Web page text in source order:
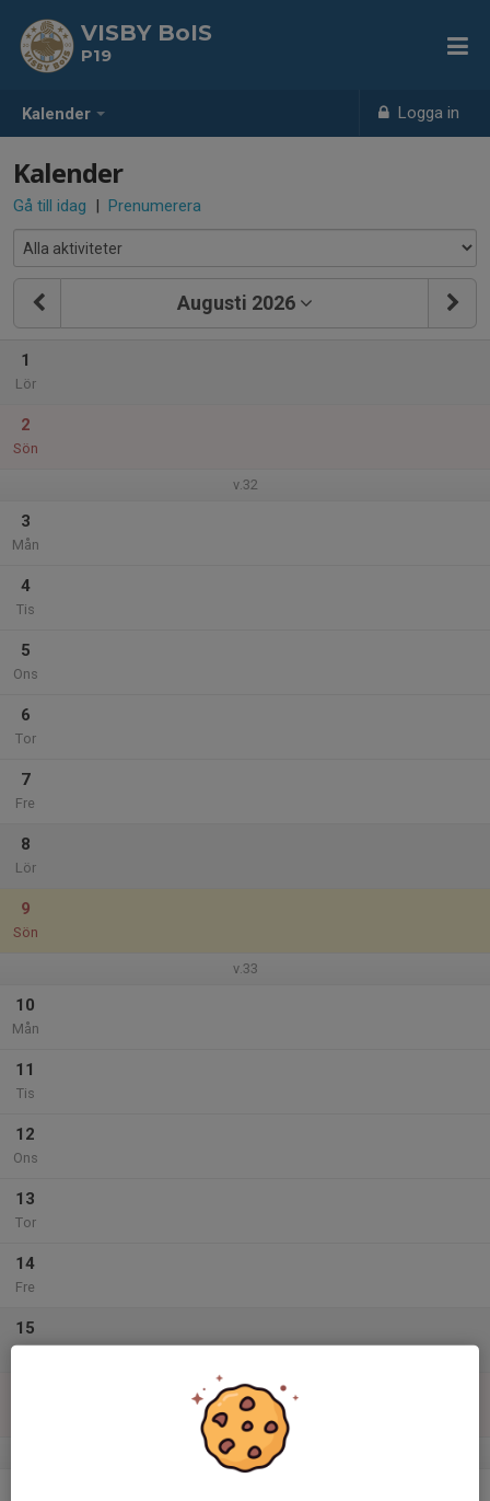
Kalender Logga in
VISBY BoIS
P19
Kalender
Gå till idag | Prenumerera
Augusti 2026
1
Lör
2
Sön
v.32
3
Mån
4
Tis
5
Ons
6
Tor
7
Fre
8
Lör
9
Sön
v.33
10
Mån
11
Tis
12
Ons
13
Tor
14
Fre
15
v.34